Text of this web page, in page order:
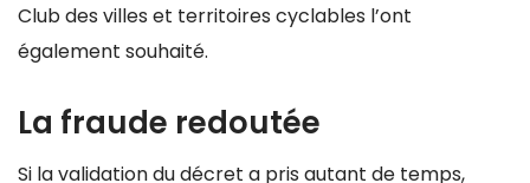
Club des villes et territoires cyclables l’ont
également souhaité.
La fraude redoutée
Si la validation du décret a pris autant de temps,